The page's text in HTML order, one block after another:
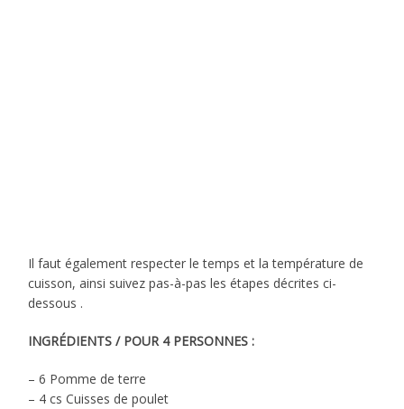
Il faut également respecter le temps et la température de
cuisson, ainsi suivez pas-à-pas les étapes décrites ci-
dessous .
INGRÉDIENTS / POUR 4 PERSONNES :
– 6 Pomme de terre
– 4 cs Cuisses de poulet